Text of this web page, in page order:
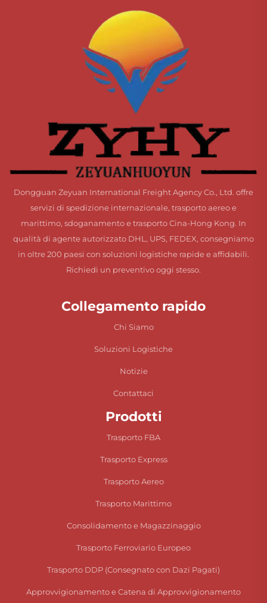
Dongguan Zeyuan International Freight Agency Co., Ltd. offre
servizi di spedizione internazionale, trasporto aereo e
marittimo, sdoganamento e trasporto Cina-Hong Kong. In
qualità di agente autorizzato DHL, UPS, FEDEX, consegniamo
in oltre 200 paesi con soluzioni logistiche rapide e affidabili.
Richiedi un preventivo oggi stesso.
Collegamento rapido
Chi Siamo
Soluzioni Logistiche
Notizie
Contattaci
Prodotti
Trasporto FBA
Trasporto Express
Trasporto Aereo
Trasporto Marittimo
Consolidamento e Magazzinaggio
Trasporto Ferroviario Europeo
Trasporto DDP (Consegnato con Dazi Pagati)
Approvvigionamento e Catena di Approvvigionamento